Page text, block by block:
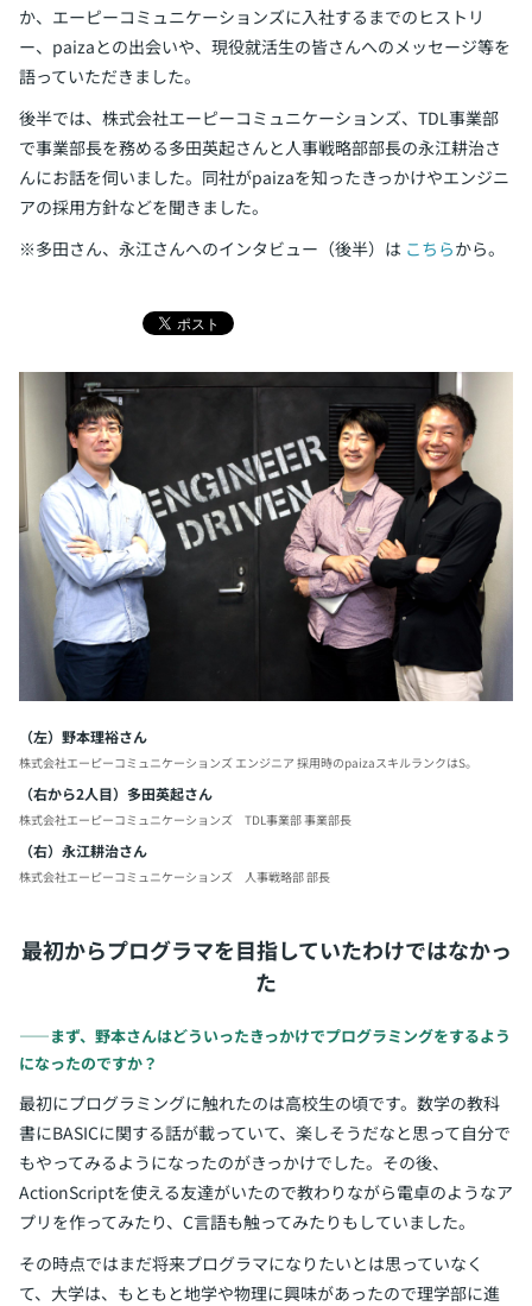
契約内容・クーポン
か、エーピーコミュニケーションズに入社するまでのヒストリ
ー、paizaとの出会いや、現役就活生の皆さんへのメッセージ等を
語っていただきました。
後半では、株式会社エーピーコミュニケーションズ、TDL事業部
で事業部長を務める多田英起さんと人事戦略部部長の永江耕治さ
んにお話を伺いました。同社がpaizaを知ったきっかけやエンジニ
アの採用方針などを聞きました。
※多田さん、永江さんへのインタビュー（後半）は こちらから。
（左）野本理裕さん
株式会社エーピーコミュニケーションズ エンジニア 採用時のpaizaスキルランクはS。
（右から2人目）多田英起さん
株式会社エーピーコミュニケーションズ TDL事業部 事業部長
（右）永江耕治さん
株式会社エーピーコミュニケーションズ 人事戦略部 部長
最初からプログラマを目指していたわけではなかっ
た
――まず、野本さんはどういったきっかけでプログラミングをするよう
になったのですか？
最初にプログラミングに触れたのは高校生の頃です。数学の教科
書にBASICに関する話が載っていて、楽しそうだなと思って自分で
もやってみるようになったのがきっかけでした。その後、
ActionScriptを使える友達がいたので教わりながら電卓のようなア
プリを作ってみたり、C言語も触ってみたりもしていました。
その時点ではまだ将来プログラマになりたいとは思っていなく
て、大学は、もともと地学や物理に興味があったので理学部に進